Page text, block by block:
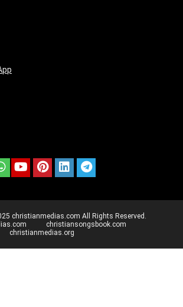
christianmedias.com All Rights Reserved.
christiansongsbook.com
christianmedias.org